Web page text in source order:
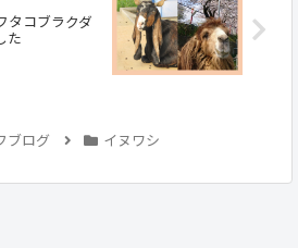
タコブラクダ
た
ブログ イヌワシ